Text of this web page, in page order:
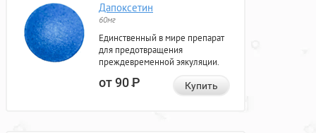
Дапоксетин
60мг
Единственный в мире препарат
для предотвращения
преждевременной эякуляции.
от 90Р Купить